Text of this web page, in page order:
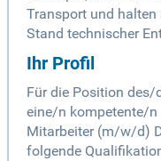
Transport und
Stand technischer
Ihr Profil
Für die Position
eine/n kompetente/
Mitarbeiter (m/w/d)
folgende